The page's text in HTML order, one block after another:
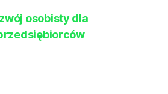
osobisty dla